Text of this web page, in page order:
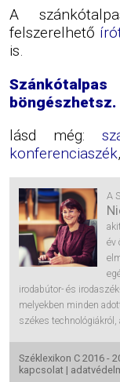
A
felszerelhető
is.
böngészhetsz.
lásd még:
konferenciaszék,
A
év
irodabútor- és
melyekben minden
székes technológiákról,
Széklexikon C 2016 -
kapcsolat |